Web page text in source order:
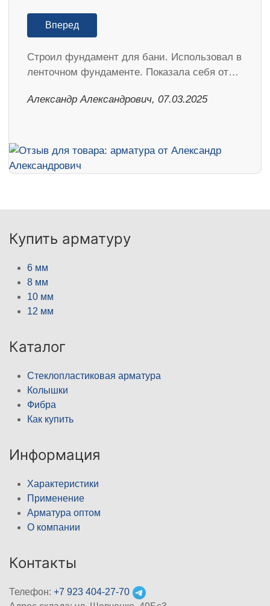
Вперед
Строил фундамент для бани. Использовал в
ленточном фундаменте. Показала себя от…
Александр Александрович, 07.03.2025
Купить арматуру
6 мм
8 мм
10 мм
12 мм
Каталог
Стеклопластиковая арматура
Колышки
Фибра
Как купить
Информация
Характеристики
Применение
Арматура оптом
О компании
Контакты
Телефон: +7 923 404-27-70